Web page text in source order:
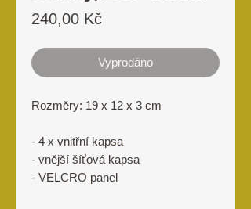
240,00 KčCena
Vyprodáno
Rozměry: 19 x 12 x 3 cm
- 4 x vnitřní kapsa
- vnější šíťová kapsa
- VELCRO panel